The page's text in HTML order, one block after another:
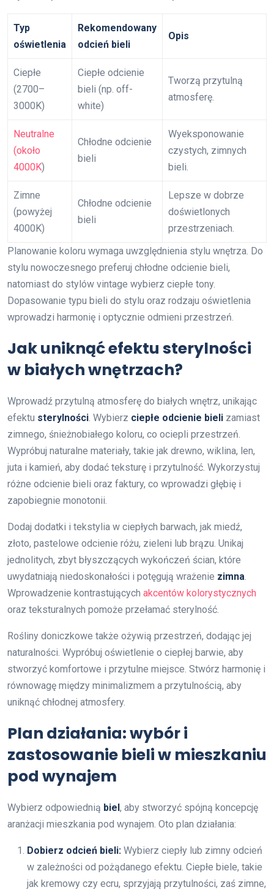
Typ
oświetlenia
Rekomendowany
odcień bieli
Opis
Ciepłe
(2700–
3000K)
Ciepłe odcienie
bieli (np. off-
white)
Tworzą przytulną
atmosferę.
Neutralne
(około
4000K)
Chłodne odcienie
bieli
Wyeksponowanie
czystych, zimnych
bieli.
Zimne
(powyżej
4000K)
Chłodne odcienie
bieli
Lepsze w dobrze
doświetlonych
przestrzeniach.
Planowanie koloru wymaga uwzględnienia stylu wnętrza. Do
stylu nowoczesnego preferuj chłodne odcienie bieli,
natomiast do stylów vintage wybierz ciepłe tony.
Dopasowanie typu bieli do stylu oraz rodzaju oświetlenia
wprowadzi harmonię i optycznie odmieni przestrzeń.
Jak uniknąć efektu sterylności
w białych wnętrzach?
Wprowadź przytulną atmosferę do białych wnętrz, unikając
efektu sterylności. Wybierz ciepłe odcienie bieli zamiast
zimnego, śnieżnobiałego koloru, co ociepli przestrzeń.
Wypróbuj naturalne materiały, takie jak drewno, wiklina, len,
juta i kamień, aby dodać teksturę i przytulność. Wykorzystuj
różne odcienie bieli oraz faktury, co wprowadzi głębię i
zapobiegnie monotonii.
Dodaj dodatki i tekstylia w ciepłych barwach, jak miedź,
złoto, pastelowe odcienie różu, zieleni lub brązu. Unikaj
jednolitych, zbyt błyszczących wykończeń ścian, które
uwydatniają niedoskonałości i potęgują wrażenie zimna.
Wprowadzenie kontrastujących akcentów kolorystycznych
oraz teksturalnych pomoże przełamać sterylność.
Rośliny doniczkowe także ożywią przestrzeń, dodając jej
naturalności. Wypróbuj oświetlenie o ciepłej barwie, aby
stworzyć komfortowe i przytulne miejsce. Stwórz harmonię i
równowagę między minimalizmem a przytulnością, aby
uniknąć chłodnej atmosfery.
Plan działania: wybór i
zastosowanie bieli w mieszkaniu
pod wynajem
Wybierz odpowiednią biel, aby stworzyć spójną koncepcję
aranżacji mieszkania pod wynajem. Oto plan działania:
Dobierz odcień bieli: Wybierz ciepły lub zimny odcień
w zależności od pożądanego efektu. Ciepłe biele, takie
jak kremowy czy ecru, sprzyjają przytulności, zaś zimne,